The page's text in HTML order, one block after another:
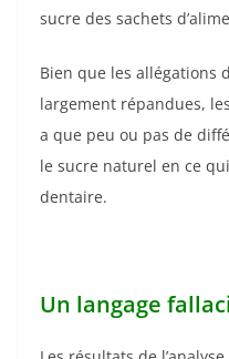
sucre des sachets
Bien que les allégations
largement répandues,
a que peu ou pas de
le sucre naturel en ce
dentaire.
Un langage